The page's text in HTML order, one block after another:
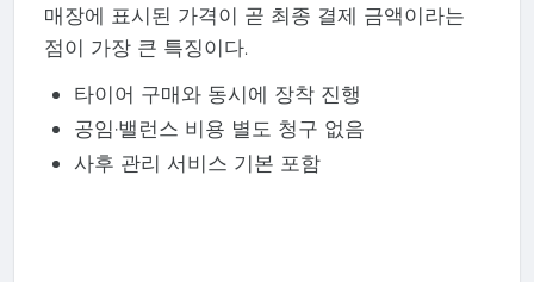
매장에 표시된 가격이 곧 최종 결제 금액이라는
점이 가장 큰 특징이다.
타이어 구매와 동시에 장착 진행
공임·밸런스 비용 별도 청구 없음
사후 관리 서비스 기본 포함